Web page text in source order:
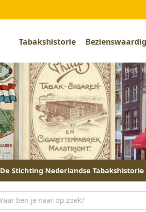
Tabakshistorie
De Stichting Nederlandse